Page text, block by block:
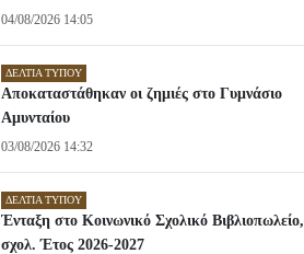
04/08/2026 14:05
ΔΕΛΤΊΑ ΤΎΠΟΥ
Αποκαταστάθηκαν οι ζημιές στο Γυμνάσιο
Αμυνταίου
03/08/2026 14:32
ΔΕΛΤΊΑ ΤΎΠΟΥ
Ένταξη στο Κοινωνικό Σχολικό Βιβλιοπωλείο,
σχολ. Έτος 2026-2027